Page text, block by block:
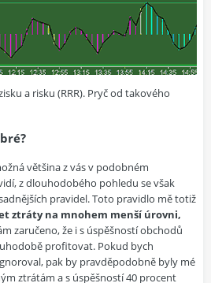
a risku (RRR). Pryč od takového
většina z vás v podobném
z dlouhodobého pohledu se však
pravidel. Toto pravidlo mě totiž
ztráty na mnohem menší úrovni,
zaručeno, že i s úspěšností obchodů
profitovat. Pokud bych
pak by pravděpodobně byly mé
ztrátám a s úspěšností 40 procent